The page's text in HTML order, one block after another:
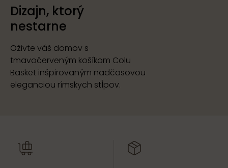
Dizajn, ktorý
nestarne
Oživte váš domov s
tmavočerveným košíkom Colu
Basket inšpirovaným nadčasovou
eleganciou rímskych stĺpov.